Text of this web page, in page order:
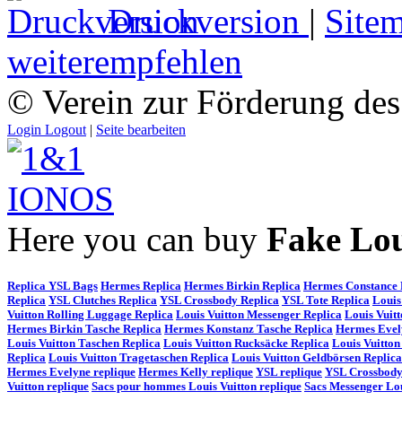
Druckversion |
weiterempfehlen
© Verein zur Förderung
Login Logout | Seite bearbeiten
Here you can buy Fake
Replica YSL Bags Hermes Replica Hermes Birkin Replica Hermes Constance
Replica YSL Clutches Replica YSL Crossbody Replica YSL Tote Replica
Vuitton Rolling Luggage Replica Louis Vuitton Messenger Replica Louis
Hermes Birkin Tasche Replica Hermes Konstanz Tasche Replica Hermes
Louis Vuitton Taschen Replica Louis Vuitton Rucksäcke Replica Louis Vuitton
Replica Louis Vuitton Tragetaschen Replica Louis Vuitton Geldbörsen Replica
Hermes Evelyne replique Hermes Kelly replique YSL replique YSL
Vuitton replique Sacs pour hommes Louis Vuitton replique Sacs Messenger